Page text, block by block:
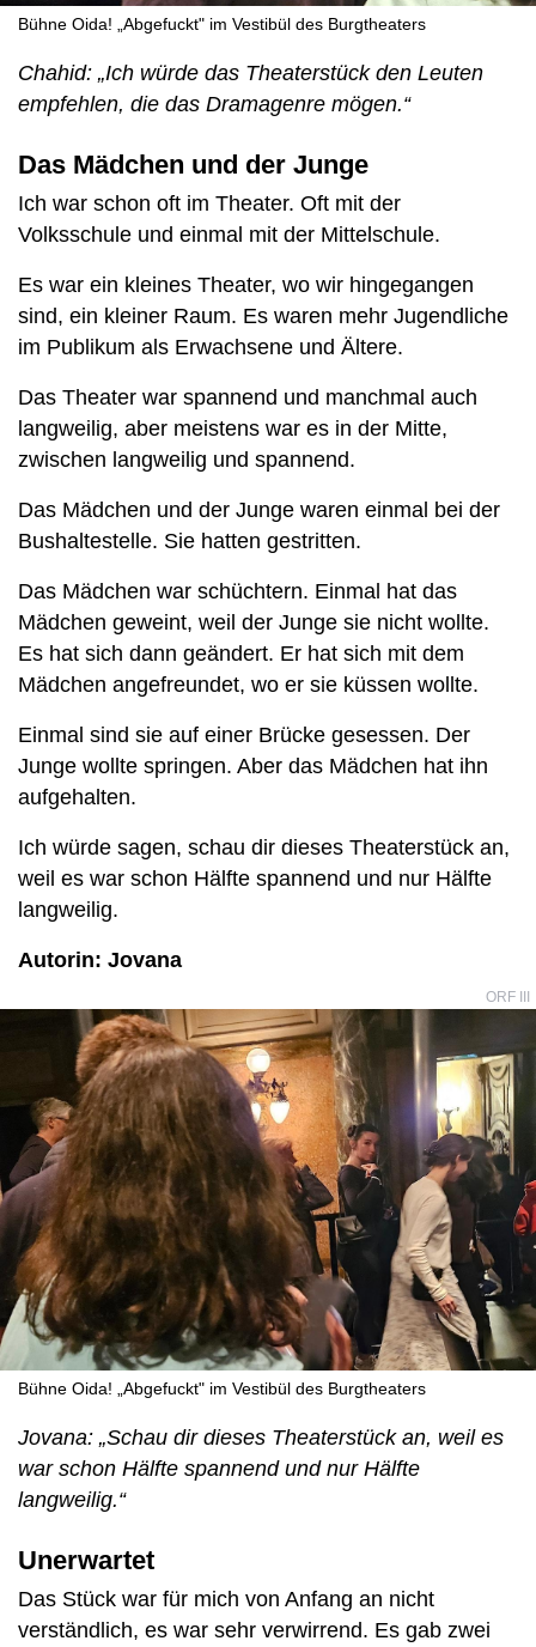
Bühne Oida! „Abgefuckt" im Vestibül des Burgtheaters
Chahid: „Ich würde das Theaterstück den Leuten
empfehlen, die das Dramagenre mögen.“
Das Mädchen und der Junge
Ich war schon oft im Theater. Oft mit der
Volksschule und einmal mit der Mittelschule.
Es war ein kleines Theater, wo wir hingegangen
sind, ein kleiner Raum. Es waren mehr Jugendliche
im Publikum als Erwachsene und Ältere.
Das Theater war spannend und manchmal auch
langweilig, aber meistens war es in der Mitte,
zwischen langweilig und spannend.
Das Mädchen und der Junge waren einmal bei der
Bushaltestelle. Sie hatten gestritten.
Das Mädchen war schüchtern. Einmal hat das
Mädchen geweint, weil der Junge sie nicht wollte.
Es hat sich dann geändert. Er hat sich mit dem
Mädchen angefreundet, wo er sie küssen wollte.
Einmal sind sie auf einer Brücke gesessen. Der
Junge wollte springen. Aber das Mädchen hat ihn
aufgehalten.
Ich würde sagen, schau dir dieses Theaterstück an,
weil es war schon Hälfte spannend und nur Hälfte
langweilig.
Autorin: Jovana
ORF III
Bühne Oida! „Abgefuckt" im Vestibül des Burgtheaters
Jovana: „Schau dir dieses Theaterstück an, weil es
war schon Hälfte spannend und nur Hälfte
langweilig.“
Unerwartet
Das Stück war für mich von Anfang an nicht
verständlich, es war sehr verwirrend. Es gab zwei